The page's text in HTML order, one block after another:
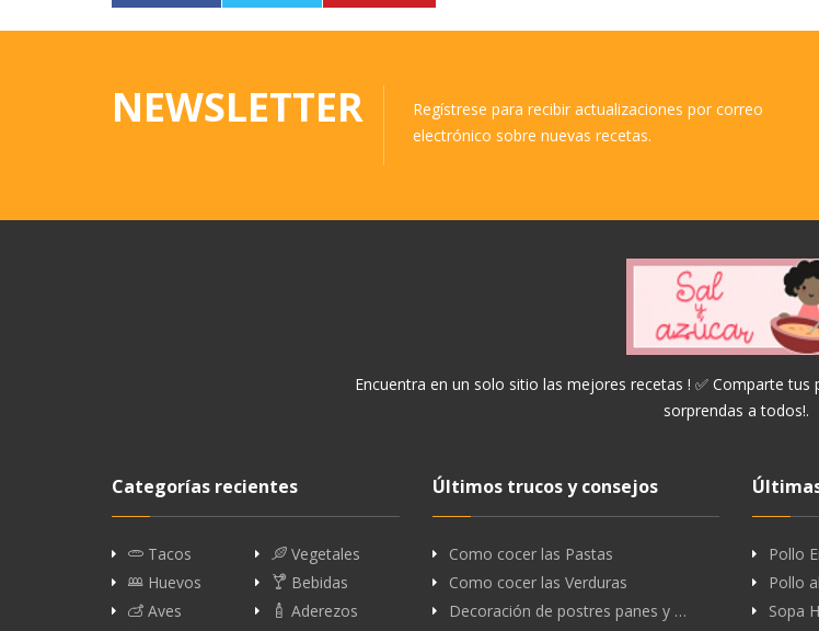
NEWSLETTER
Regístrese para recibir actualizaciones por correo
electrónico sobre nuevas recetas.
Encuentra en un solo sitio las mejores recetas ! ✅ Comparte tus
sorprendas a todos!.
Categorías recientes
Tacos
Vegetales
Huevos
Bebidas
Aves
Aderezos
Últimos trucos y consejos
Como cocer las Pastas
Como cocer las Verduras
Decoración de postres panes y …
Pollo
Pollo
Sopa